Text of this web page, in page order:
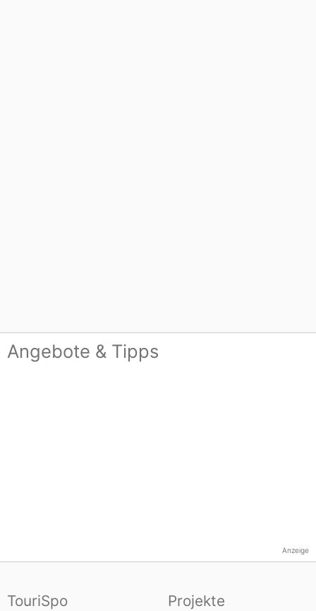
Angebote & Tipps
Anzeige
TouriSpo Projekte